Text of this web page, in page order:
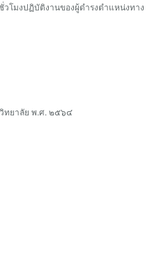
โมงปฏิบัติงานของผู้ดำรงตำแหน่งทาง
ทยาลัย พ.ศ. ๒๕๖๔